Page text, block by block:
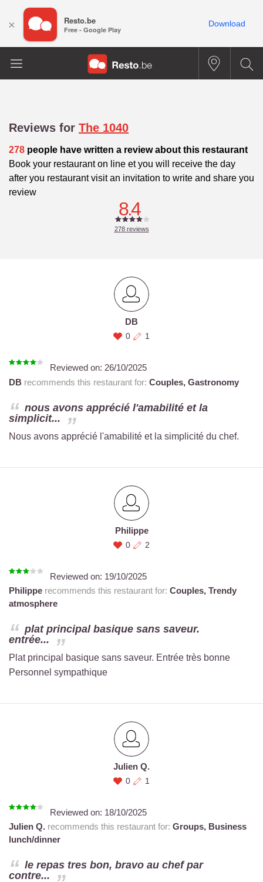
Reviews for The 1040
278 people have written a review about this restaurant
Book your restaurant on line et you will receive the day
after you restaurant visit an invitation to write and share you
review
8.4
278reviews
DB
0 1
Reviewed on: 26/10/2025
DB recommends this restaurant for: Couples, Gastronomy
nous avons apprécié l'amabilité et la
simplicit...
Nous avons apprécié l'amabilité et la simplicité du chef.
Philippe
0 2
Reviewed on: 19/10/2025
Philippe recommends this restaurant for: Couples, Trendy
atmosphere
plat principal basique sans saveur.
entrée...
Plat principal basique sans saveur. Entrée très bonne
Personnel sympathique
Julien Q.
0 1
Reviewed on: 18/10/2025
Julien Q. recommends this restaurant for: Groups, Business
lunch/dinner
le repas tres bon, bravo au chef par
contre...
× Resto.be
Free - Google Play
Download